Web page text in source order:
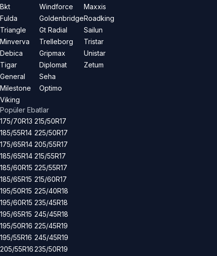
Bkt
Fulda
Triangle
Minverva
Debica
Tigar
General
Milestone
Viking
Windforce
Goldenbridge
Gt Radial
Trelleborg
Gripmax
Diplomat
Seha
Optimo
Maxxis
Roadking
Sailun
Tristar
Unistar
Zetum
Popüler Ebatlar
175/70R13
185/55R14
175/65R14
185/65R14
185/60R15
185/65R15
195/50R15
195/60R15
195/65R15
195/50R16
195/55R16
205/55R16
215/50R17
225/50R17
205/55R17
215/55R17
225/55R17
215/60R17
225/40R18
235/45R18
245/45R18
225/45R19
245/45R19
235/50R19